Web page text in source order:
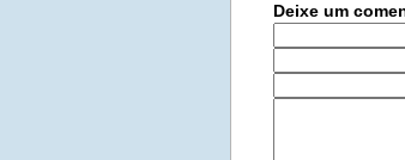
Deixe um